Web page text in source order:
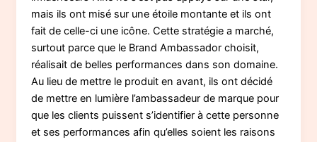
mais ils ont misé sur une étoile montante et ils ont
fait de celle-ci une icône. Cette stratégie a marché,
surtout parce que le Brand Ambassador choisit,
réalisait de belles performances dans son domaine.
Au lieu de mettre le produit en avant, ils ont décidé
de mettre en lumière l’ambassadeur de marque pour
que les clients puissent s’identifier à cette personne
et ses performances afin qu’elles soient les raisons